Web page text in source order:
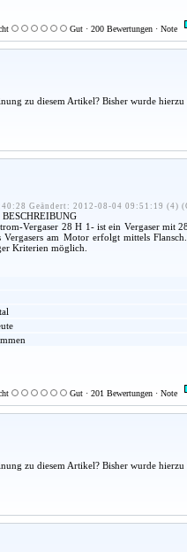
Gut · 200 Bewertungen · Note
zu diesem Artikel? Bisher wurde
Geändert: 2012-08-04 09:51:19 (4)
Vergaser 28 H 1- ist ein Vergaser mit
Vergasers am Motor erfolgt mittels
Kriterien möglich.
Gut · 201 Bewertungen · Note
zu diesem Artikel? Bisher wurde